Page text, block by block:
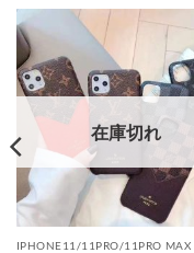
在庫切れ
IPHONE11/11PRO/11PRO MAX